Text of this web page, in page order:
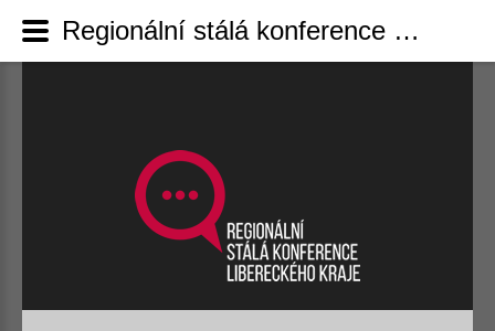
Regionální stálá konference Libereckého kraje - prezentace ze semináře ke stažení